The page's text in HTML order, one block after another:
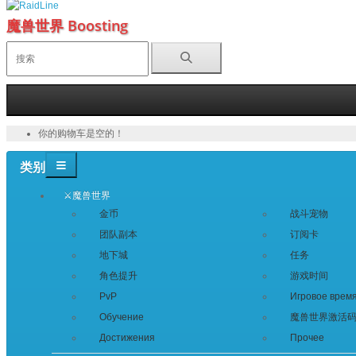
魔兽世界 Boosting
你的购物车是空的！
类别
⚔️魔兽世界
金币
团队副本
地下城
角色提升
PvP
Обучение
Достижения
战斗宠物
订阅卡
任务
游戏时间
Игровое время
魔兽世界激活码
Прочее